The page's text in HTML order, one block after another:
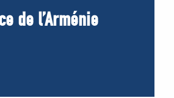
de l’Arménie